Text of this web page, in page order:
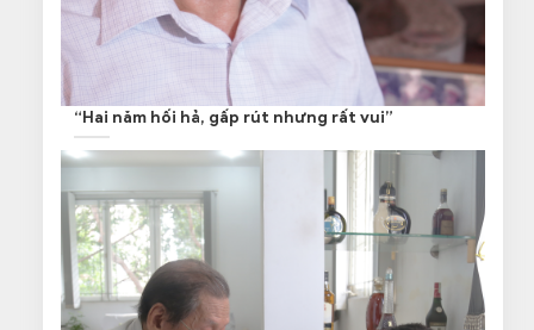
“Hai năm hối hả, gấp rút nhưng rất vui”